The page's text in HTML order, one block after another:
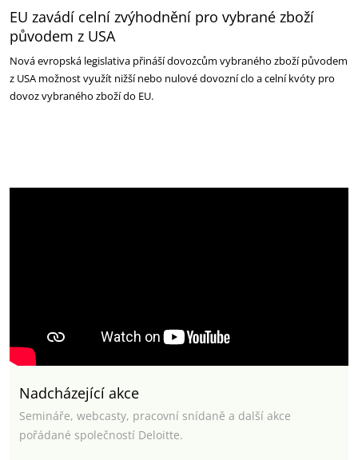
EU zavádí celní zvýhodnění pro vybrané zboží
původem z USA
Nová evropská legislativa přináší dovozcům vybraného zboží původem
z USA možnost využít nižší nebo nulové dovozní clo a celní kvóty pro
dovoz vybraného zboží do EU.
Nadcházející akce
Semináře, webcasty, pracovní snídaně a další akce
pořádané společností Deloitte.